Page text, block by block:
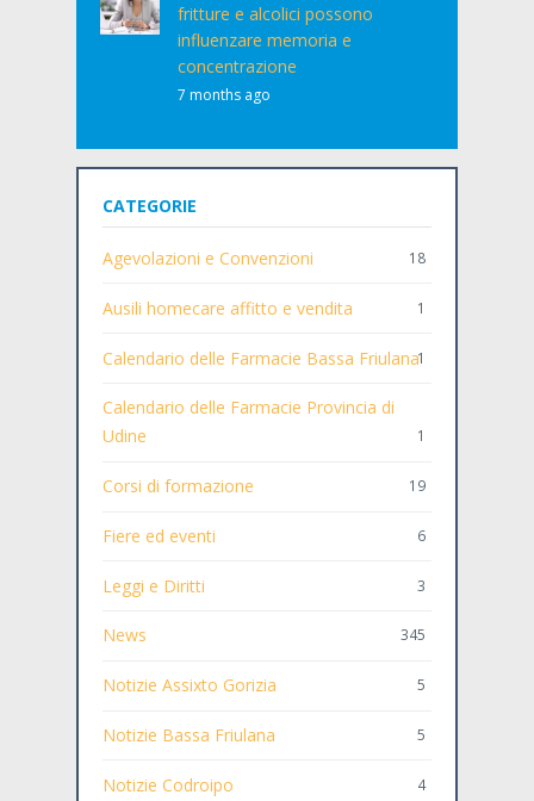
fritture e alcolici possono
influenzare memoria e
concentrazione
7 months ago
CATEGORIE
Agevolazioni e Convenzioni 18
Ausili homecare affitto e vendita 1
Calendario delle Farmacie Bassa Friulana1
Calendario delle Farmacie Provincia di
Udine
1
Corsi di formazione 19
Fiere ed eventi 6
Leggi e Diritti 3
News 345
Notizie Assixto Gorizia 5
Notizie Bassa Friulana 5
Notizie Codroipo 4